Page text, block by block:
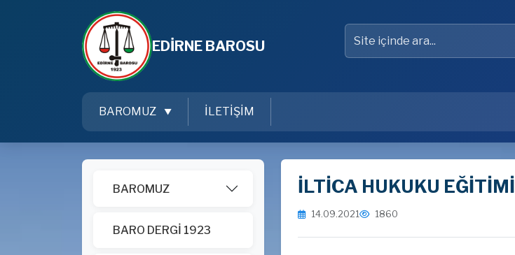
EDİRNE BAROSU
Site içinde ara
BAROMUZ İLETİŞİM
BAROMUZ
BARO DERGİ 1923
İLTİCA HUKUKU EĞİTİMİ
14.09.2021 1860